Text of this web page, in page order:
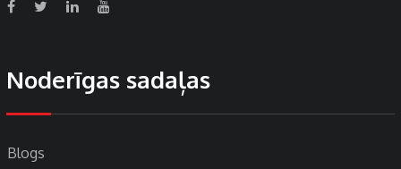
Noderīgas sadaļas
Blogs